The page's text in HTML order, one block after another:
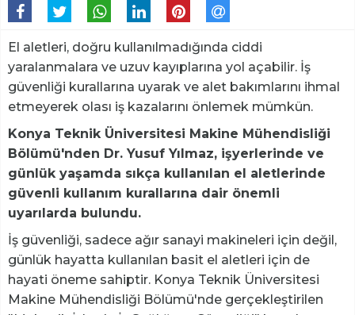
El aletleri, doğru kullanılmadığında ciddi
yaralanmalara ve uzuv kayıplarına yol açabilir. İş
güvenliği kurallarına uyarak ve alet bakımlarını ihmal
etmeyerek olası iş kazalarını önlemek mümkün.
Konya Teknik Üniversitesi Makine Mühendisliği
Bölümü'nden Dr. Yusuf Yılmaz, işyerlerinde ve
günlük yaşamda sıkça kullanılan el aletlerinde
güvenli kullanım kurallarına dair önemli
uyarılarda bulundu.
İş güvenliği, sadece ağır sanayi makineleri için değil,
günlük hayatta kullanılan basit el aletleri için de
hayati öneme sahiptir. Konya Teknik Üniversitesi
Makine Mühendisliği Bölümü'nde gerçekleştirilen